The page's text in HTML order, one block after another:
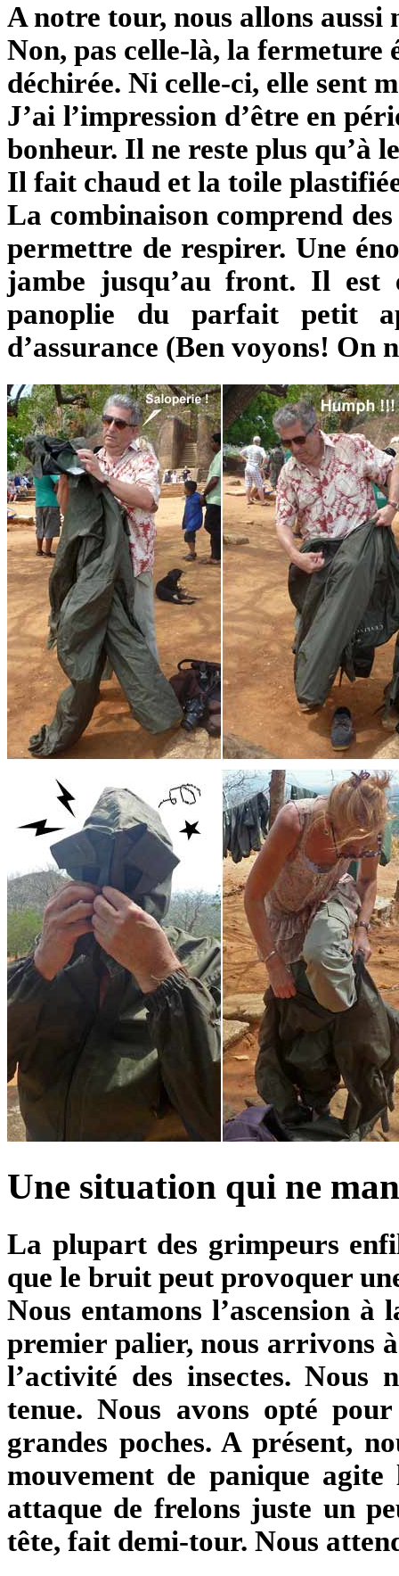
A notre tour, nous allons aussi
Non, pas celle-là, la fermeture
déchirée. Ni celle-ci, elle sent
J’ai l’impression d’être en
bonheur. Il ne reste plus qu’à
Il fait chaud et la toile
La combinaison comprend
permettre de respirer. Une
jambe jusqu’au front. Il est
panoplie du parfait petit
d’assurance (Ben voyons! On
Une situation qui ne
La plupart des grimpeurs
que le bruit peut provoquer
Nous entamons l’ascension
premier palier, nous arrivons
l’activité des insectes.
tenue. Nous avons opté
grandes poches. A présent,
mouvement de panique
attaque de frelons juste un
tête, fait demi-tour. Nous